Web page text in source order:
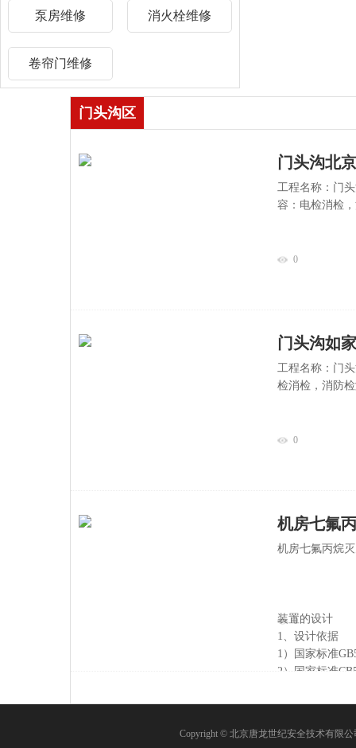
泵房维修 消火栓维修
卷帘门维修
门头沟区
门头沟北
工程名称：门
容：电检消检
0
门头沟如
工程名称：门
检消检，消防
0
机房七氟
机房七氟丙烷
装置的设计
1、设计依据
1）国家标准
2）国家标准
0
Copyright © 北京唐龙世纪安全技术有限